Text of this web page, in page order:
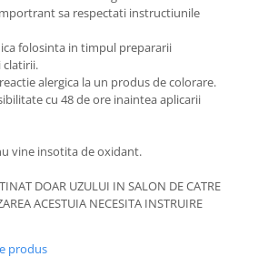
sa respectati instructiunile
folosinta in timpul prepararii
clatirii.
alergica la un produs de colorare.
cu 48 de ore inaintea aplicarii
vine insotita de oxidant.
DOAR UZULUI IN SALON DE CATRE
ACESTUIA NECESITA INSTRUIRE
produs